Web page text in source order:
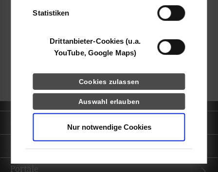
Statistiken
Drittanbieter-Cookies (u.a.
YouTube, Google Maps)
Cookies zulassen
Auswahl erlauben
Nur notwendige Cookies
zurück zur Ergebnisliste
Informationen für
Portale